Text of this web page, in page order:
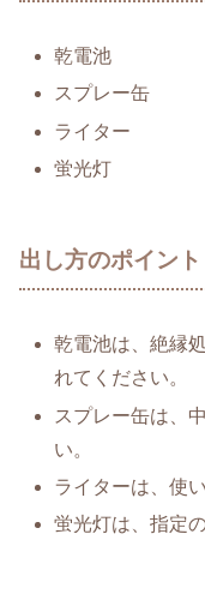
乾電池
スプレー缶
ライター
蛍光灯
出し方のポイント
乾電池は、絶縁
れてください。
スプレー缶は、
い。
ライターは、使
蛍光灯は、指定